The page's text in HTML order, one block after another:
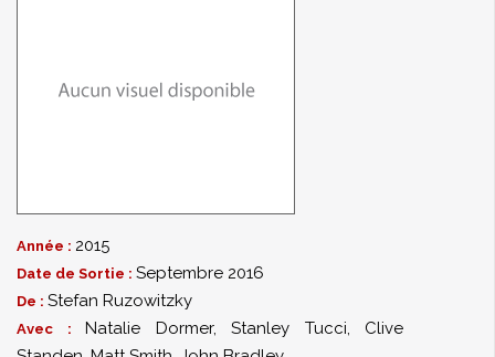
Année : 2015
Date de Sortie : Septembre 2016
De : Stefan Ruzowitzky
Avec : Natalie Dormer, Stanley Tucci, Clive